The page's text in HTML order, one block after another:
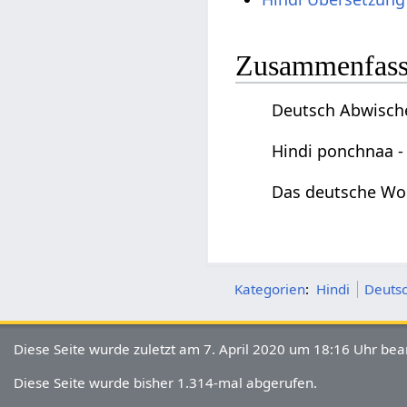
Deutsch
Hindi ponchnaa
Das deutsche
Kategorien: Hindi
Diese Seite wurde zuletzt am 7. April 2020 um 18:16 Uhr
Diese Seite wurde bisher 1.314-mal abgerufen.